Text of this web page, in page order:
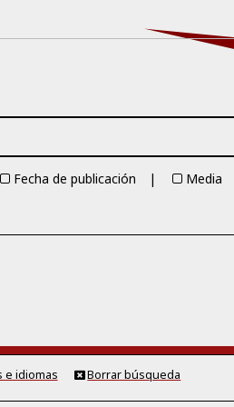
Fecha de publicación Media
e idiomas Borrar búsqueda